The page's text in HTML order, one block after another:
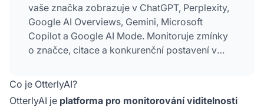
vaše značka zobrazuje v ChatGPT, Perplexity,
Google AI Overviews, Gemini, Microsoft
Copilot a Google AI Mode. Monitoruje zmínky
o značce, citace a konkurenční postavení v
marketérům optimalizovat jejich přítomnost ve
výsledcích vyhledávání generativních enginů.
Co je OtterlyAI?
OtterlyAI je platforma pro monitorování viditelnosti